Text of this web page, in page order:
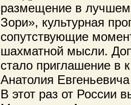
размещение в
Зори», культурная
сопутствующие
шахматной мысли.
стало приглашение в
Анатолия
В этот раз от России